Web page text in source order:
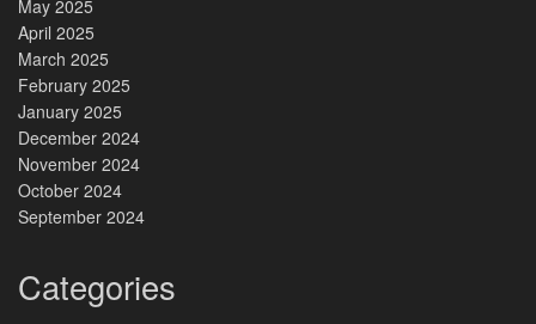
May 2025
April 2025
March 2025
February 2025
January 2025
December 2024
November 2024
October 2024
September 2024
Categories